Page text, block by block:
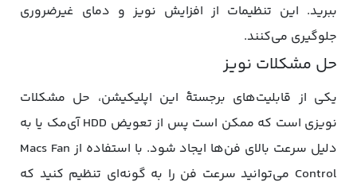
ببرید. این تنظیمات از افزایش نویز و دمای غیرضروری
جلوگیری می‌کنند.
حل مشکلات نویز
یکی از قابلیت‌های برجستۀ این اپلیکیشن، حل مشکلات
نویزی است که ممکن است پس از تعویض HDD آی‌مک یا به
دلیل سرعت بالای فن‌ها ایجاد شود. با استفاده از Macs Fan
Control می‌توانید سرعت فن را به گونه‌ای تنظیم کنید که